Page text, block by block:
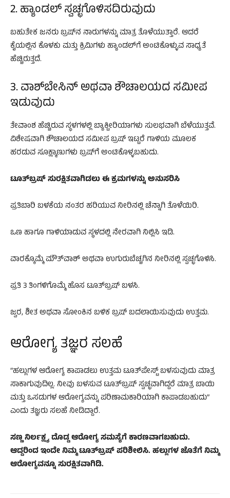
2. ಹ್ಯಾಂಡಲ್ ಸ್ವಚ್ಛಗೊಳಿಸದಿರುವುದು
ಬಹುತೇಕ ಜನರು ಬ್ರಷ್‌ನ ನಾರುಗಳನ್ನು ಮಾತ್ರ ತೊಳೆಯುತ್ತಾರೆ. ಆದರೆ
ಕೈಯಲ್ಲಿನ ಕೊಳಕು ಮತ್ತು ಕ್ರಿಮಿಗಳು ಹ್ಯಾಂಡಲ್‌ಗೆ ಅಂಟಿಕೊಳ್ಳುವ ಸಾಧ್ಯತೆ
ಹೆಚ್ಚಿರುತ್ತದೆ.
3. ವಾಶ್‌ಬೇಸಿನ್ ಅಥವಾ ಶೌಚಾಲಯದ ಸಮೀಪ
ಇಡುವುದು
ತೇವಾಂಶ ಹೆಚ್ಚಿರುವ ಸ್ಥಳಗಳಲ್ಲಿ ಬ್ಯಾಕ್ಟೀರಿಯಾಗಳು ಸುಲಭವಾಗಿ ಬೆಳೆಯುತ್ತವೆ.
ವಿಶೇಷವಾಗಿ ಶೌಚಾಲಯದ ಸಮೀಪ ಬ್ರಷ್ ಇಟ್ಟರೆ ಗಾಳಿಯ ಮೂಲಕ
ಹರಡುವ ಸೂಕ್ಷ್ಮಾಣುಗಳು ಬ್ರಷ್‌ಗೆ ಅಂಟಿಕೊಳ್ಳಬಹುದು.
ಟೂತ್‌ಬ್ರಷ್ ಸುರಕ್ಷಿತವಾಗಿಡಲು ಈ ಕ್ರಮಗಳನ್ನು ಅನುಸರಿಸಿ
ಪ್ರತಿಬಾರಿ ಬಳಕೆಯ ನಂತರ ಹರಿಯುವ ನೀರಿನಲ್ಲಿ ಚೆನ್ನಾಗಿ ತೊಳೆಯಿರಿ.
ಒಣ ಹಾಗೂ ಗಾಳಿಯಾಡುವ ಸ್ಥಳದಲ್ಲಿ ನೇರವಾಗಿ ನಿಲ್ಲಿಸಿ ಇಡಿ.
ವಾರಕ್ಕೊಮ್ಮೆ ಮೌತ್‌ವಾಶ್ ಅಥವಾ ಉಗುರುಬೆಚ್ಚಗಿನ ನೀರಿನಲ್ಲಿ ಸ್ವಚ್ಛಗೊಳಿಸಿ.
ಪ್ರತಿ 3 ತಿಂಗಳಿಗೊಮ್ಮೆ ಹೊಸ ಟೂತ್‌ಬ್ರಷ್ ಬಳಸಿ.
ಜ್ವರ, ಶೀತ ಅಥವಾ ಸೋಂಕಿನ ಬಳಿಕ ಬ್ರಷ್ ಬದಲಾಯಿಸುವುದು ಉತ್ತಮ.
ಆರೋಗ್ಯ ತಜ್ಞರ ಸಲಹೆ
“ಹಲ್ಲುಗಳ ಆರೋಗ್ಯ ಕಾಪಾಡಲು ಉತ್ತಮ ಟೂತ್‌ಪೇಸ್ಟ್ ಬಳಸುವುದು ಮಾತ್ರ
ಸಾಕಾಗುವುದಿಲ್ಲ. ನೀವು ಬಳಸುವ ಟೂತ್‌ಬ್ರಷ್ ಸ್ವಚ್ಛವಾಗಿದ್ದರೆ ಮಾತ್ರ ಬಾಯಿ
ಮತ್ತು ಒಸಡುಗಳ ಆರೋಗ್ಯವನ್ನು ಪರಿಣಾಮಕಾರಿಯಾಗಿ ಕಾಪಾಡಬಹುದು”
ಎಂದು ತಜ್ಞರು ಸಲಹೆ ನೀಡಿದ್ದಾರೆ.
ಸಣ್ಣ ನಿರ್ಲಕ್ಷ್ಯ ದೊಡ್ಡ ಆರೋಗ್ಯ ಸಮಸ್ಯೆಗೆ ಕಾರಣವಾಗಬಹುದು.
ಆದ್ದರಿಂದ ಇಂದೇ ನಿಮ್ಮ ಟೂತ್‌ಬ್ರಷ್ ಪರಿಶೀಲಿಸಿ. ಹಲ್ಲುಗಳ ಜೊತೆಗೆ ನಿಮ್ಮ
ಆರೋಗ್ಯವನ್ನೂ ಸುರಕ್ಷಿತವಾಗಿಡಿ.